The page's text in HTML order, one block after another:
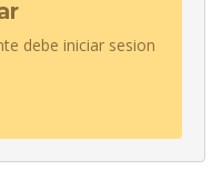
debe iniciar sesion